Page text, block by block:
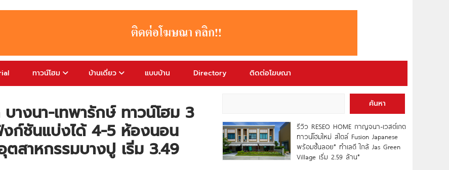
ทาวน์โฮม บ้านเดี่ยว แบบบ้าน Directory ติดต่อโฆษณา
างนา-เทพารักษ์ ทาวน์โฮม 3
ก์ชันแบ่งได้ 4-5 ห้องนอน
สาหกรรมบางปู เริ่ม 3.49
ค้นหา
รีวิว RESEO HOME กาญจนา-เวสต์เกต
ทาวน์โฮมใหม่ สไตล์ Fusion Japanese
พร้อมชั้นลอย* ทำเลดี ใกล้ Jas Green
Village เริ่ม 2.59 ล้าน*